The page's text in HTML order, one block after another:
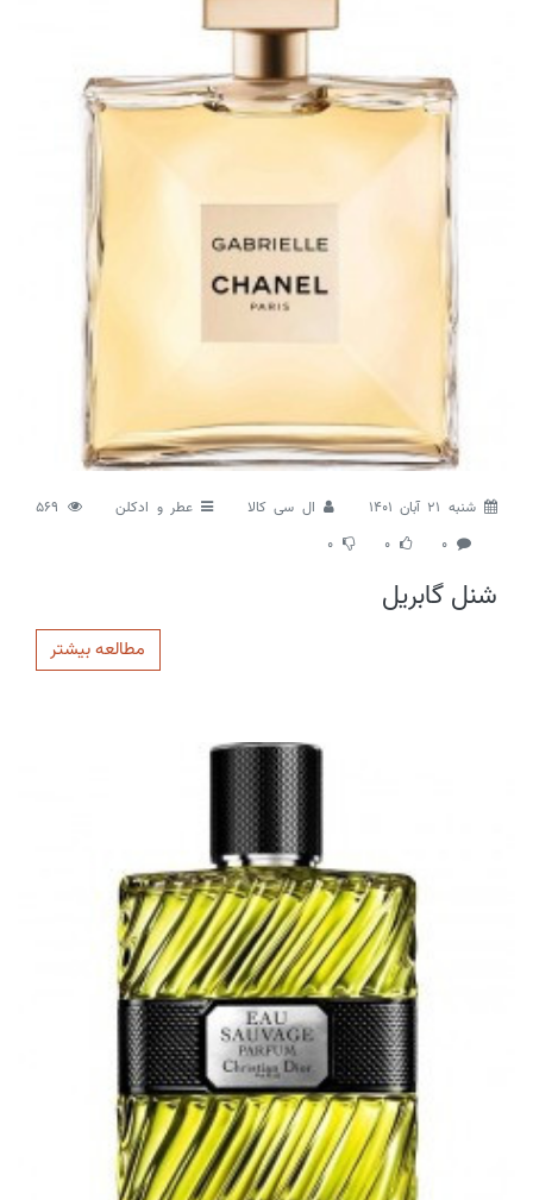
شنبه 21 آبان 1401 ال سی کالا عطر و ادکلن
569
0
0
0
شنل گابریل
مطالعه بیشتر